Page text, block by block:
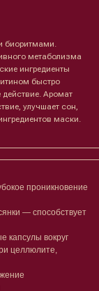
биоритмами.
метаболизма
ингредиенты
быстро
Аромат
улучшает сон,
маски.
проникновение
— способствует
капсулы вокруг
целлюлите,